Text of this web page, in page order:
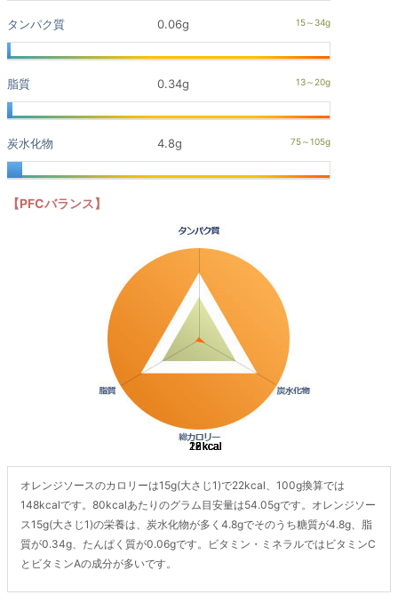
タンパク質 0.06g
脂質 0.34g
炭水化物 4.8g
【PFCバランス】
オレンジソースのカロリーは15g(大さじ1)で22kcal、100g換算では
148kcalです。80kcalあたりのグラム目安量は54.05gです。オレンジソー
ス15g(大さじ1)の栄養は、炭水化物が多く4.8gでそのうち糖質が4.8g、脂
質が0.34g、たんぱく質が0.06gです。ビタミン・ミネラルではビタミンC
とビタミンAの成分が多いです。